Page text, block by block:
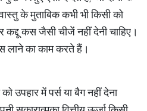
के मुताबिक कभी भी किसी को
कस जैसी चीजें नहीं देनी चाहिए।
लाने का काम करते हैं।
उपहार में पर्स या बैग नहीं देना